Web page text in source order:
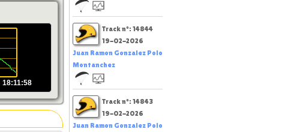
18:11:58
Track nº: 14844
19-02-2026
Juan Ramon Gonzalez Polo
Montanchez
Track nº: 14843
19-02-2026
Juan Ramon Gonzalez Polo